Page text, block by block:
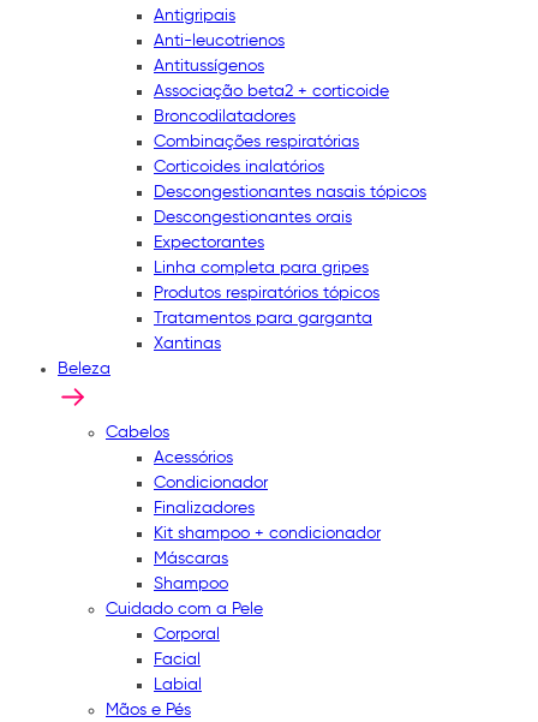
Antigripais
Anti-leucotrienos
Antitussígenos
Associação beta2 + corticoide
Broncodilatadores
Combinações respiratórias
Corticoides inalatórios
Descongestionantes nasais tópicos
Descongestionantes orais
Expectorantes
Linha completa para gripes
Produtos respiratórios tópicos
Tratamentos para garganta
Xantinas
Beleza
Cabelos
Acessórios
Condicionador
Finalizadores
Kit shampoo + condicionador
Máscaras
Shampoo
Cuidado com a Pele
Corporal
Facial
Labial
Mãos e Pés